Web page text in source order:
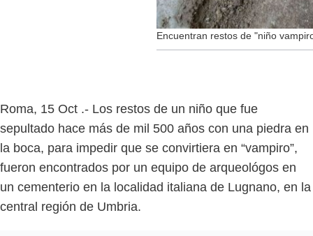
Encuentran restos de "niño
Roma, 15 Oct .- Los restos de un niño que fue
sepultado hace más de mil 500 años con una piedra en
la boca, para impedir que se convirtiera en “vampiro”,
fueron encontrados por un equipo de arqueológos en
un cementerio en la localidad italiana de Lugnano, en la
central región de Umbria.